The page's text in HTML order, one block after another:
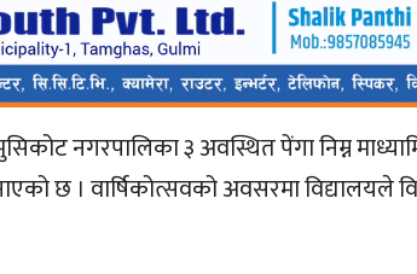
नगरपालिका ३ अवस्थित पेंगा निम्न
छ । वार्षिकोत्सवको अवसरमा विद्यालयले